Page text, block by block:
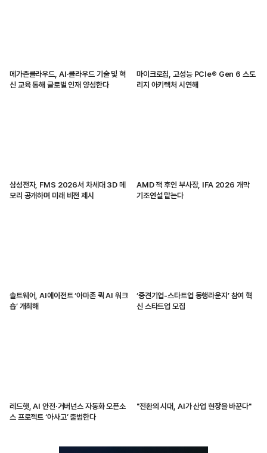
메가존클라우드, AI·클라우드 기술 및 혁
신 교육 통해 글로벌 인재 양성한다
마이크로칩, 고성능 PCIe® Gen 6 스토
리지 아키텍처 시연해
삼성전자, FMS 2026서 차세대 3D 메
모리 공개하며 미래 비전 제시
AMD 잭 후인 부사장, IFA 2026 개막
기조연설 맡는다
솔트웨어, AI에이전트 ‘아마존 퀵 AI 워크
숍’ 개최해
‘중견기업-스타트업 동행라운지’ 참여 혁
신 스타트업 모집
레드햇, AI 안전·거버넌스 자동화 오픈소
스 프로젝트 ‘아사고’ 출범한다
"전환의 시대, AI가 산업 현장을 바꾼다"